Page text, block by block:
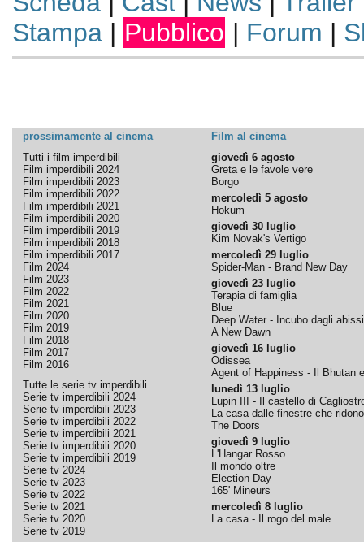
Stampa| Pubblico | Forum |
prossimamente al cinema
Film al cinema
Tutti i film imperdibili
Film imperdibili 2024
Film imperdibili 2023
Film imperdibili 2022
Film imperdibili 2021
Film imperdibili 2020
Film imperdibili 2019
Film imperdibili 2018
Film imperdibili 2017
Film 2024
Film 2023
Film 2022
Film 2021
Film 2020
Film 2019
Film 2018
Film 2017
Film 2016
Tutte le serie tv imperdibili
Serie tv imperdibili 2024
Serie tv imperdibili 2023
Serie tv imperdibili 2022
Serie tv imperdibili 2021
Serie tv imperdibili 2020
Serie tv imperdibili 2019
Serie tv 2024
Serie tv 2023
Serie tv 2022
Serie tv 2021
Serie tv 2020
Serie tv 2019
giovedì 6 agosto
Greta e le favole vere
Borgo
mercoledì 5 agosto
Hokum
giovedì 30 luglio
Kim Novak's Vertigo
mercoledì 29 luglio
Spider-Man - Brand New Day
giovedì 23 luglio
Terapia di famiglia
Blue
Deep Water - Incubo dagli abissi
A New Dawn
giovedì 16 luglio
Odissea
Agent of Happiness - Il Bhutan
lunedì 13 luglio
Lupin III - Il castello di
La casa dalle finestre che ridono
The Doors
giovedì 9 luglio
L'Hangar Rosso
Il mondo oltre
Election Day
165' Mineurs
mercoledì 8 luglio
La casa - Il rogo del male